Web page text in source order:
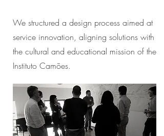
We structured a design process aimed at
service innovation, aligning solutions with
the cultural and educational mission of the
Instituto Camões.